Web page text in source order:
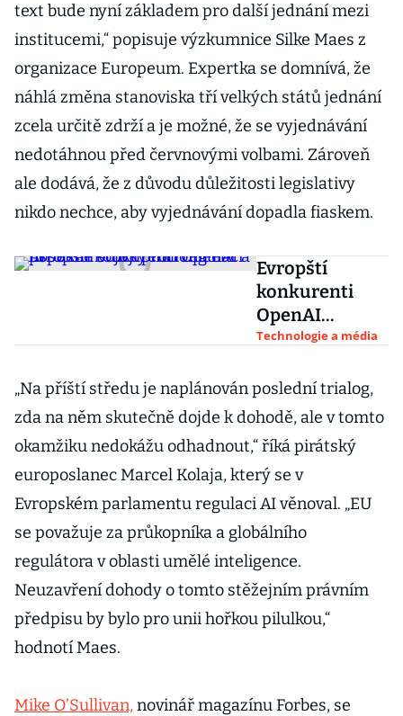
text bude nyní základem pro další jednání mezi
institucemi,“ popisuje výzkumnice Silke Maes z
organizace Europeum. Expertka se domnívá, že
náhlá změna stanoviska tří velkých států jednání
zcela určitě zdrží a je možné, že se vyjednávání
nedotáhnou před červnovými volbami. Zároveň
ale dodává, že z důvodu důležitosti legislativy
nikdo nechce, aby vyjednávání dopadla fiaskem.
Evropští
konkurenti
OpenAI
posbírali
eur a úspěšně
bojují proti
regulaci AI
Technologie a média
„Na příští středu je naplánován poslední trialog,
zda na něm skutečně dojde k dohodě, ale v tomto
okamžiku nedokážu odhadnout,“ říká pirátský
europoslanec Marcel Kolaja, který se v
Evropském parlamentu regulaci AI věnoval. „EU
se považuje za průkopníka a globálního
regulátora v oblasti umělé inteligence.
Neuzavření dohody o tomto stěžejním právním
předpisu by bylo pro unii hořkou pilulkou,“
hodnotí Maes.
Mike O’Sullivan,novinář magazínu Forbes, se